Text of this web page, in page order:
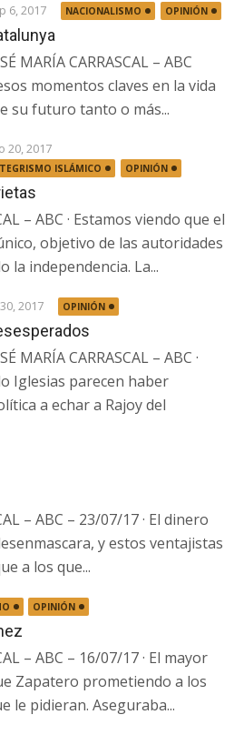
6, 2017 NACIONALISMO OPINIÓN
MARÍA CARRASCAL – ABC
momentos claves en la vida
su futuro tanto o más...
20, 2017
ISLÁMICO OPINIÓN
– ABC · Estamos viendo que el
objetivo de las autoridades
la independencia. La...
2017 OPINIÓN
MARÍA CARRASCAL – ABC ·
Iglesias parecen haber
a echar a Rajoy del
– ABC – 23/07/17 · El dinero
y estos ventajistas
a los que...
OPINIÓN
– ABC – 16/07/17 · El mayor
Zapatero prometiendo a los
le pidieran. Aseguraba...